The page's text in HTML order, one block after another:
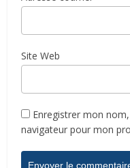
Site Web
Enregistrer mon
navigateur pour mon